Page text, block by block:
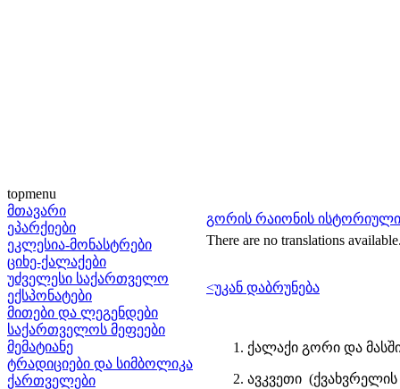
topmenu
მთავარი
ეპარქიები
ეკლესია-მონასტრები
ციხე-ქალაქები
უძველესი საქართველო
ექსპონატები
მითები და ლეგენდები
საქართველოს მეფეები
მემატიანე
ტრადიციები და სიმბოლიკა
ქართველები
გორის რაიონის
There are no translations
<უკან დაბრუნება
1. ქალაქი გორი და
2. ავკვეთი